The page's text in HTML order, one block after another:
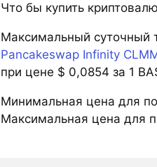
Что бы купить
Максимальный суточный
Pancakeswap Infinity
при цене $ 0,0854 за 1
Минимальная цена для
Максимальная цена для